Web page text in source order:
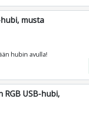
musta
hubin avulla!
USB-hubi,